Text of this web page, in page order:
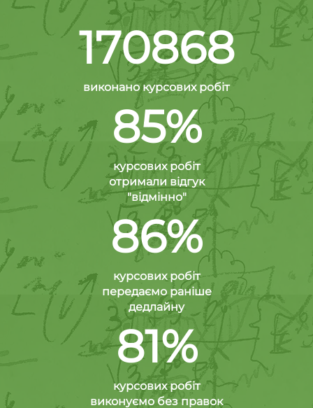
170868
виконано курсових робіт
85%
курсових робіт
отримали відгук
"відмінно"
86%
курсових робіт
передаємо раніше
дедлайну
81%
курсових робіт
виконуємо без правок